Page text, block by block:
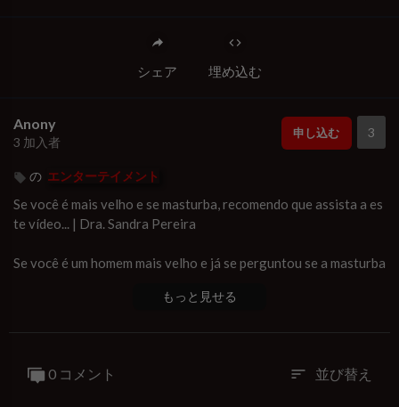
シェア 埋め込む
Anony
3 加入者
申し込む 3
の エンターテイメント
Se você é mais velho e se masturba, recomendo que assista a es
te vídeo... | Dra. Sandra Pereira
Se você é um homem mais velho e já se perguntou se a masturba
cia. Descubra 10 benefícios surpreendentes da masturbação na
cial entender os riscos envolvidos em praticá-la de forma consc
もっと見せる
0 コメント sort 並び替え